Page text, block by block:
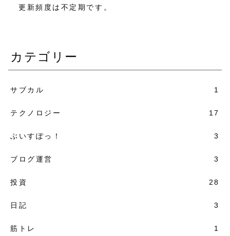
更新頻度は不定期です。
カテゴリー
サブカル 1
テクノロジー 17
ぶいすぽっ！ 3
ブログ運営 3
投資 28
日記 3
筋トレ 1